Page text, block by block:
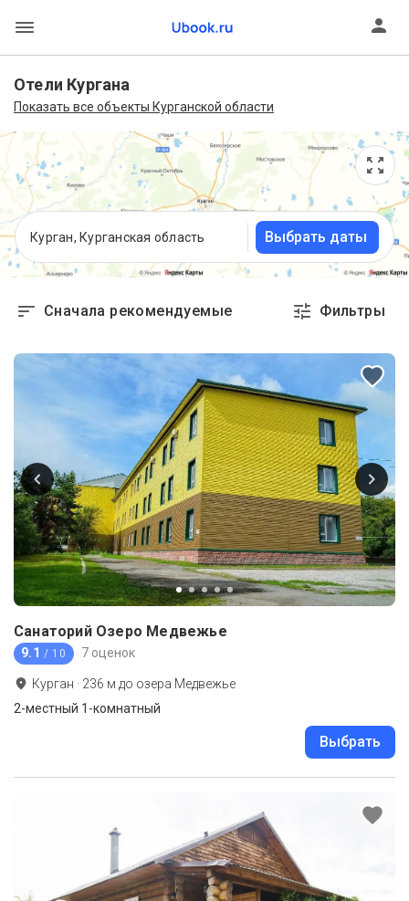
Отели Кургана
Показать все объекты Курганской области
Курган, Курганская область Выбрать даты
Сначала рекомендуемые Фильтры
Санаторий Озеро Медвежье
9.1 / 10 7 оценок
Курган · 236 м до озера Медвежье
2-местный 1-комнатный
Выбрать